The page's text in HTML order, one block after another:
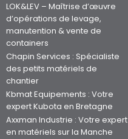
LOK&LEV – Maîtrise d’œuvre
d’opérations de levage,
manutention & vente de
containers
Chapin Services : Spécialiste
des petits matériels de
chantier
Kbmat Equipements : Votre
expert Kubota en Bretagne
Axxman Industrie : Votre expert
en matériels sur la Manche